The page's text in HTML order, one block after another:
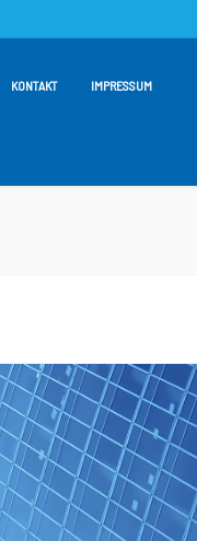
KONTAKT IMPRESSUM